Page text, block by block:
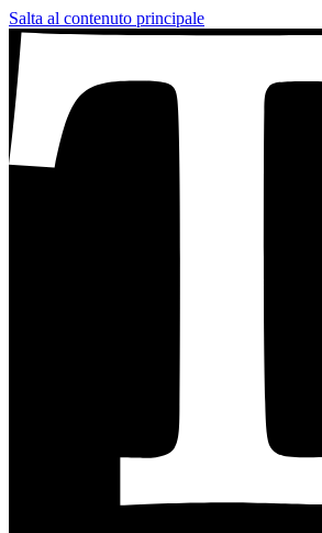
Salta al contenuto principale